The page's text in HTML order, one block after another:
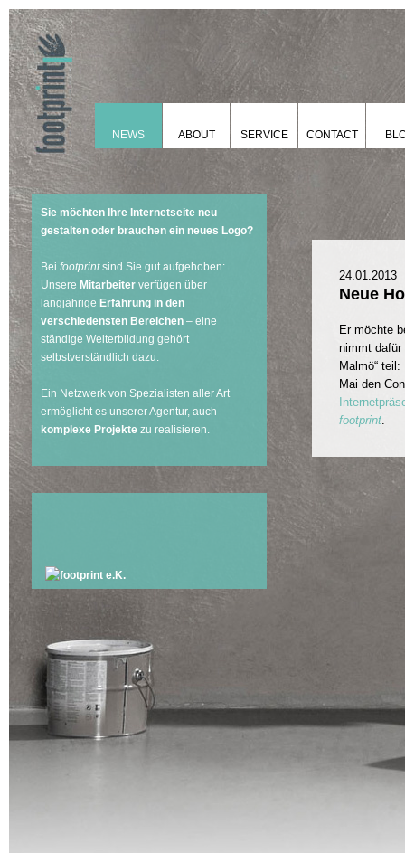
NEWS ABOUT SERVICE CONTACT
Sie möchten Ihre Internetseite neu
gestalten oder brauchen ein neues Logo?
Bei footprintsind Sie gut aufgehoben:
Unsere Mitarbeiter verfügen über
langjährige Erfahrung in den
verschiedensten Bereichen – eine
ständige Weiterbildung gehört
selbstverständlich dazu.
Ein Netzwerk von Spezialisten aller Art
ermöglicht es unserer Agentur, auch
komplexe Projekte zu realisieren.
24.01.2013
Neue
Er möchte
nimmt dafür
Malmö“
Mai den
footprint.